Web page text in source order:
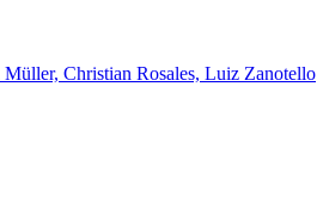
Christian Rosales, Luiz Zanotello